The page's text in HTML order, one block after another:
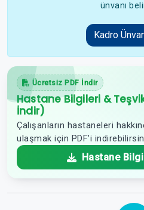
ünvanı
Kadro
Ücretsiz PDF İndir
Hastane Bilgileri &
İndir)
Çalışanların hastaneleri
ulaşmak için PDF’i
Hastane